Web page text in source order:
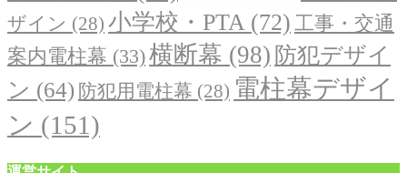
ザイン (28) 小学校・PTA(72) 工事・交通
案内電柱幕 (33)横断幕 (98) 防犯デザイ
ン (64) 防犯用電柱幕 (28) 電柱幕デザイ
ン (151)